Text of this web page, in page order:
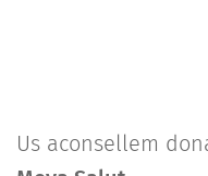
Us aconsellem